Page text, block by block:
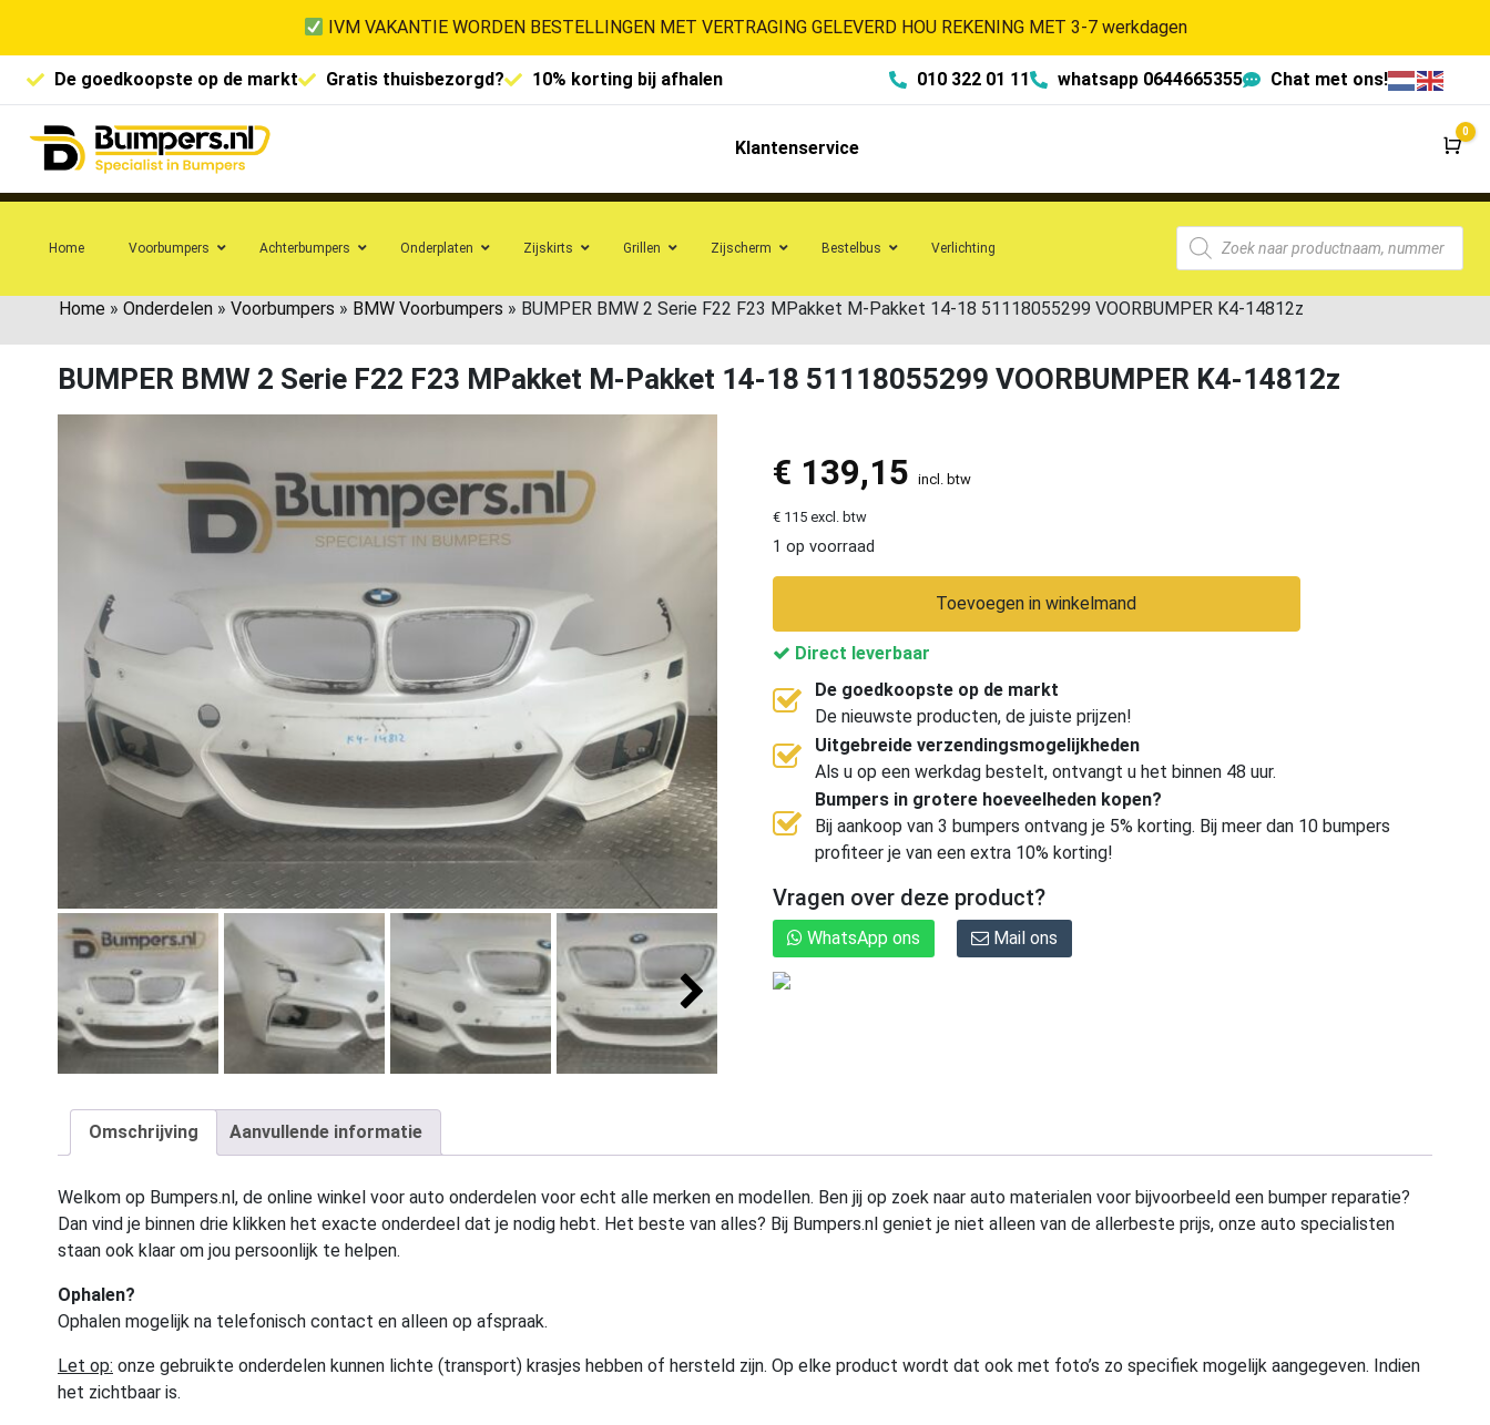
IVM VAKANTIE WORDEN BESTELLINGEN MET VERTRAGING GELEVERD HOU REKENING MET 3-7 werkdagen
De goedkoopste op de markt Gratis thuisbezorgd? 10% korting bij afhalen 010 322 01 11 whatsapp 0644665355 Chat met ons!
Klantenservice
0
Home Voorbumpers Achterbumpers Onderplaten Zijskirts Grillen Zijscherm Bestelbus Verlichting
Home » Onderdelen » Voorbumpers » BMW Voorbumpers » BUMPER BMW 2 Serie F22 F23 MPakket M-Pakket 14-18 51118055299 VOORBUMPER K4-14812z
BUMPER BMW 2 Serie F22 F23 MPakket M-Pakket 14-18 51118055299 VOORBUMPER K4-14812z
€ 139,15 incl. btw
€ 115 excl. btw
1 op voorraad
Toevoegen in winkelmand
Direct leverbaar
De goedkoopste op de markt
De nieuwste producten, de juiste prijzen!
Uitgebreide verzendingsmogelijkheden
Als u op een werkdag bestelt, ontvangt u het binnen 48 uur.
Bumpers in grotere hoeveelheden kopen?
Bij aankoop van 3 bumpers ontvang je 5% korting. Bij meer dan 10 bumpers
profiteer je van een extra 10% korting!
Vragen over deze product?
WhatsApp ons Mail ons
Omschrijving Aanvullende informatie
Welkom op Bumpers.nl, de online winkel voor auto onderdelen voor echt alle merken en modellen. Ben jij op zoek naar auto materialen voor bijvoorbeeld een bumper reparatie?
Dan vind je binnen drie klikken het exacte onderdeel dat je nodig hebt. Het beste van alles? Bij Bumpers.nl geniet je niet alleen van de allerbeste prijs, onze auto specialisten
staan ook klaar om jou persoonlijk te helpen.
Ophalen?
Ophalen mogelijk na telefonisch contact en alleen op afspraak.
Let op: onze gebruikte onderdelen kunnen lichte (transport) krasjes hebben of hersteld zijn. Op elke product wordt dat ook met foto’s zo specifiek mogelijk aangegeven. Indien
het zichtbaar is.